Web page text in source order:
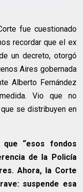
fue cuestionado
recordar que el ex
un decreto, otorgó
Aires gobernada
Alberto Fernández
Vio que no
se distribuyen en
“esos fondos
de la Policía
Ahora, la Corte
suspende esa